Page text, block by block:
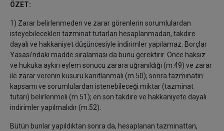
ÖZET:
1) Zarar belirlenmeden ve zarar görenlerin sorumlulardan
isteyebilecekleri tazminat tutarları hesaplanmadan, takdire
dayalı ve hakkaniyet düşüncesiyle indirimler yapılamaz. Borçlar
Yasası’ndaki madde sıralaması da bunu gerektirir. Önce haksız
ve hukuka aykırı eylem sonucu zarara uğranıldığı (m.49) ve zarar
ile zarar verenin kusuru kanıtlanmalı (m.50); sonra tazminatın
kapsamı ve sorumlulardan istenebileceği miktar (tazminat
tutarı) belirlenmeli (m.51); en son takdire ve hakkaniyete dayalı
indirimler yapılmalıdır (m.52).
Bütün bunlar yapıldıktan sonra da, hesaplanan tazminattan,